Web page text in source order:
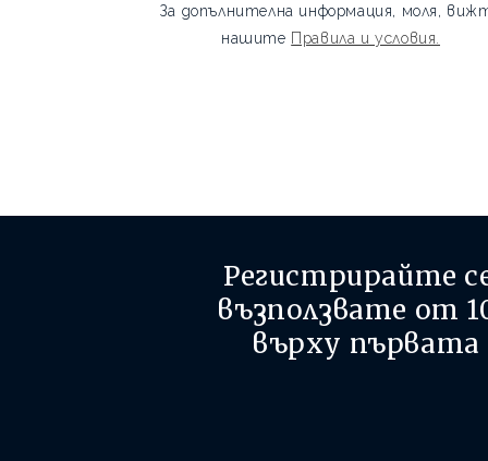
За допълнителна информация, моля,
нашите Правила и условия.
Регистрирайте
възползвате от
върху първата